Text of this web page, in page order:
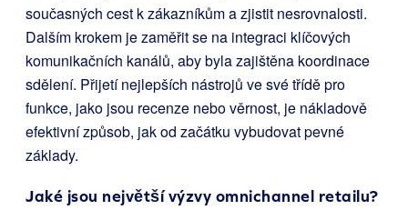
současných cest k zákazníkům a zjistit nesrovnalosti.
Dalším krokem je zaměřit se na integraci klíčových
komunikačních kanálů, aby byla zajištěna koordinace
sdělení. Přijetí nejlepších nástrojů ve své třídě pro
funkce, jako jsou recenze nebo věrnost, je nákladově
efektivní způsob, jak od začátku vybudovat pevné
základy.
Jaké jsou největší výzvy omnichannel retailu?